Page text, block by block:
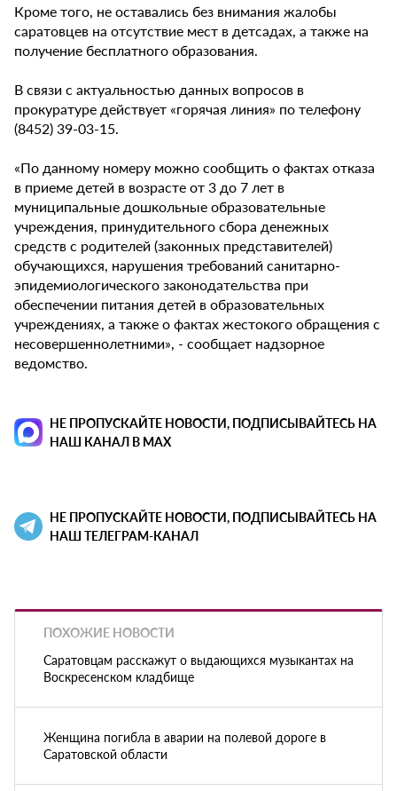
Кроме того, не оставались без внимания жалобы
саратовцев на отсутствие мест в детсадах, а также на
получение бесплатного образования.
В связи с актуальностью данных вопросов в
прокуратуре действует «горячая линия» по телефону
(8452) 39-03-15.
«По данному номеру можно сообщить о фактах отказа
в приеме детей в возрасте от 3 до 7 лет в
муниципальные дошкольные образовательные
учреждения, принудительного сбора денежных
средств с родителей (законных представителей)
обучающихся, нарушения требований санитарно-
эпидемиологического законодательства при
обеспечении питания детей в образовательных
учреждениях, а также о фактах жестокого обращения с
несовершеннолетними», - сообщает надзорное
ведомство.
НЕ ПРОПУСКАЙТЕ НОВОСТИ, ПОДПИСЫВАЙТЕСЬ НА
НАШ КАНАЛ В MAX
НЕ ПРОПУСКАЙТЕ НОВОСТИ, ПОДПИСЫВАЙТЕСЬ НА
НАШ ТЕЛЕГРАМ-КАНАЛ
ПОХОЖИЕ НОВОСТИ
Саратовцам расскажут о выдающихся музыкантах на
Воскресенском кладбище
Женщина погибла в аварии на полевой дороге в
Саратовской области